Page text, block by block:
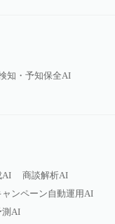
知・予知保全AI
AI
商談解析AI
ャンペーン自動運用AI
測AI